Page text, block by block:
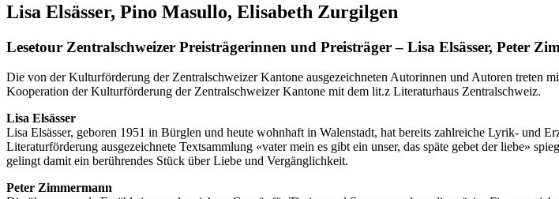
Lisa Elsässer, Pino Masullo, Elisabeth Zurgilgen
Lesetour Zentralschweizer Preisträgerinnen und Preisträger – Lisa Elsässer, Peter
Die von der Kulturförderung der Zentralschweizer Kantone ausgezeichneten Autorinnen und Autoren treten
Kooperation der Kulturförderung der Zentralschweizer Kantone mit dem lit.z Literaturhaus Zentralschweiz.
Lisa Elsässer
Lisa Elsässer, geboren 1951 in Bürglen und heute wohnhaft in Walenstadt, hat bereits zahlreiche Lyrik- und
Literaturförderung ausgezeichnete Textsammlung «vater mein es gibt ein unser, das späte gebet der liebe»
gelingt damit ein berührendes Stück über Liebe und Vergänglichkeit.
Peter Zimmermann